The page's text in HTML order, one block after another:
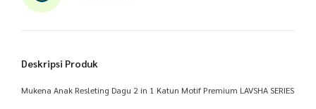
Deskripsi Produk
Mukena Anak Resleting Dagu 2 in 1 Katun Motif Premium LAVSHA SERIES